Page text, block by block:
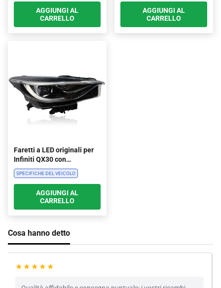
originale
AGGIUNGI AL
CARRELLO
AGGIUNGI AL
CARRELLO
Faretti a LED originali per
Infiniti QX30 con
luminosità di 10000 lm e
temperatura di colore di
10000K
SPECIFICHE DEL VEICOLO
AGGIUNGI AL
CARRELLO
Cosa hanno detto
★★★★★